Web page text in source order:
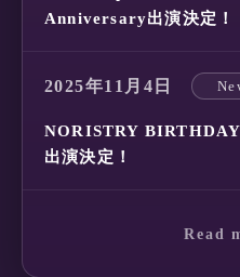
Anniversary出演決定！
2025年11月4日
NORISTRY
出演決定！
Read